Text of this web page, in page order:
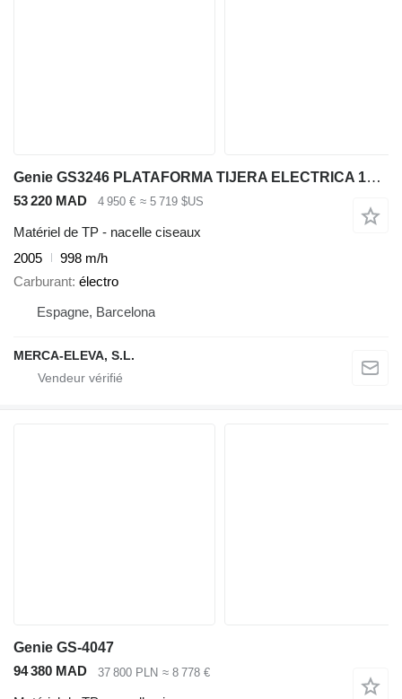
Genie GS3246 PLATAFORMA TIJERA ELECTRICA 12 MT
53 220 MAD 4 950 € ≈ 5 719 $US
Matériel de TP - nacelle ciseaux
2005
998 m/h
Carburant électro
Espagne, Barcelona
MERCA-ELEVA, S.L.
Genie GS-4047
94 380 MAD
37 800 PLN ≈ 8 778 €